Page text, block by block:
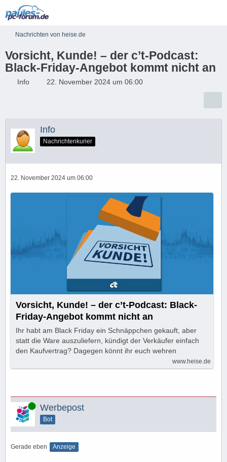
Nachrichten von heise.de
Vorsicht, Kunde! – der c’t-Podcast:
Black-Friday-Angebot kommt nicht an
Info 22. November 2024 um 06:00
Info
Nachrichtenkurier
22. November 2024 um 06:00
Vorsicht, Kunde! – der c’t-Podcast: Black-
Friday-Angebot kommt nicht an
Ihr habt am Black Friday ein Schnäppchen gekauft, aber
statt die Ware auszuliefern, kündigt der Verkäufer einfach
den Kaufvertrag? Dagegen könnt ihr euch wehren
www.heise.de
Online Werbepost
Bot
Gerade eben Anzeige